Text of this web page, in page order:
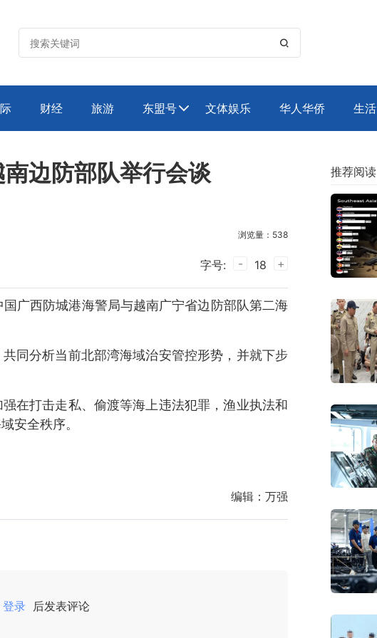

财经 旅游 东盟号 文体娱乐 华人华侨 生活
边防部队举行会谈
浏览量：538
字号: - 18 +
广西防城港海警局与越南广宁省边防部队第二海
同分析当前北部湾海域治安管控形势，并就下步
在打击走私、偷渡等海上违法犯罪，渔业执法和
安全秩序。
编辑： 万强
登录 后发表评论
推荐阅读